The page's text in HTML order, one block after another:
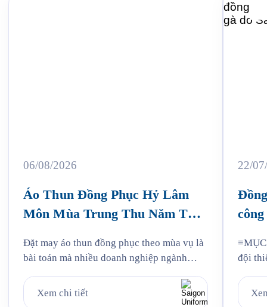
06/08/2026
Áo Thun Đồng Phục Hỷ Lâm
Môn Mùa Trung Thu Năm Thứ
Đặt may áo thun đồng phục theo mùa vụ là
bài toán mà nhiều doanh nghiệp ngành
Môn cũng vậy. Cứ đến hẹn lại lên, mỗi năm
khi mùa bánh Trung Thu về, Hỷ Lâm Môn
Xem chi tiết
22/
đội
mẫu
Quy